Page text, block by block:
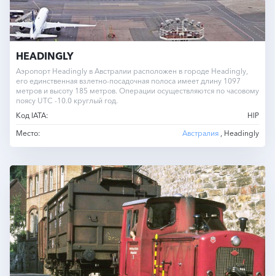
HEADINGLY
Аэропорт Headingly в Австралии расположен в городе Headingly,
его единственная взлетно-посадочная полоса имеет длину 1097
метров и высоту 185 метров. Операции осуществляются по часовому
поясу UTC -10.0 круглый год.
Код IATA:
HIP
Место:
Австралия , Headingly